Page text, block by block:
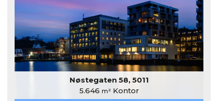
Nøstegaten 58, 5011
5.646 m²Kontor